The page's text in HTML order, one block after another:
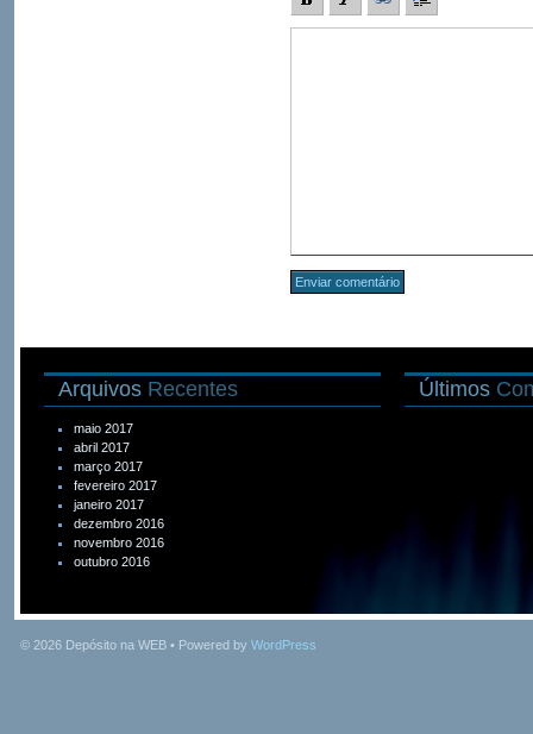
Arquivos Recentes
maio 2017
abril 2017
março 2017
fevereiro 2017
janeiro 2017
dezembro 2016
novembro 2016
outubro 2016
Últimos
© 2026 Depósito na WEB • Powered by WordPress